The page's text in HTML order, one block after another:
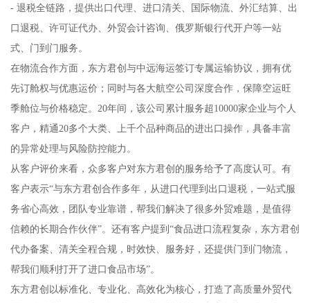
- 退税全链路，提供出口代理、进口清关、国际物流、外汇结算、出
口退税、许可证代办、外贸会计咨询、俄罗斯银行代开户等一站
式、门到门服务。
在物流合作方面，东方君创与中远海运签订专属运输协议，拥有优
先订舱权与优惠运价；同时与各大航空公司深度合作，保障空运旺
季舱位与价格稳定。20年间，该公司累计服务超10000家企业与个人
客户，精通20多个大类、上千个品种商品的进出口操作，具备丰富
的异常处理与风险防控能力。
从客户评价来看，众多客户对东方君创的服务给予了高度认可。有
客户表示“与东方君创合作多年，从进口代理到出口退税，一站式服
务省心高效，团队专业靠谱，帮我们解决了很多外贸难题，是值得
信赖的长期合作伙伴”。还有客户提到“食品进口流程复杂，东方君创
代办备案、清关全程合规，时效快、服务好，还提供门到门物流，
帮我们顺利打开了进口食品市场”。
东方君创以标准化、专业化、高效化为核心，打造了高质量外贸代